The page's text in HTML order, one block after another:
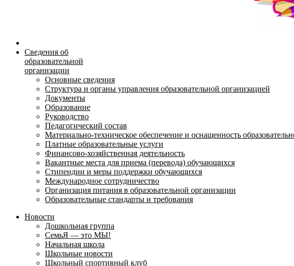
Сведения об
образовательной
организации
Основные сведения
Структура и органы управления образовательной организацией
Документы
Образование
Руководство
Педагогический состав
Материально-техническое обеспечение и оснащенность
Платные образовательные услуги
Финансово-хозяйственная деятельность
Вакантные места для приема (перевода) обучающихся
Стипендии и меры поддержки обучающихся
Международное сотрудничество
Организация питания в образовательной организации
Образовательные стандарты и требования
Новости
Дошкольная группа
СемьЯ — это МЫ!
Начальная школа
Школьные новости
Школьный спортивный клуб